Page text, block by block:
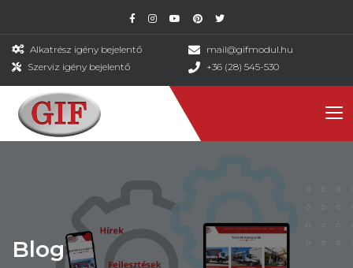
Alkatrész igény bejelentő
Szerviz igény bejelentő
mail@gifmodul.hu
+36 (28) 545-530
Blog